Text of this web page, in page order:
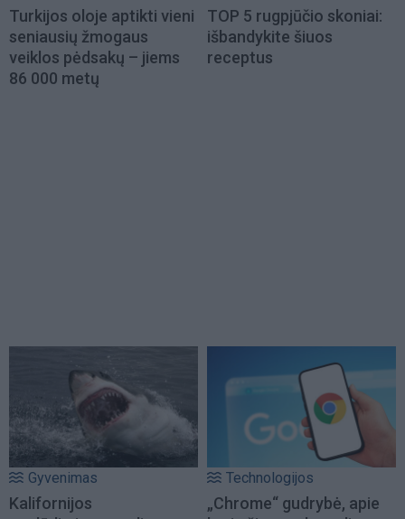
Turkijos oloje aptikti vieni
seniausių žmogaus
veiklos pėdsakų – jiems
86 000 metų
TOP 5 rugpjūčio skoniai:
išbandykite šiuos
receptus
Gyvenimas
Kalifornijos
Technologijos
„Chrome“ gudrybė, apie